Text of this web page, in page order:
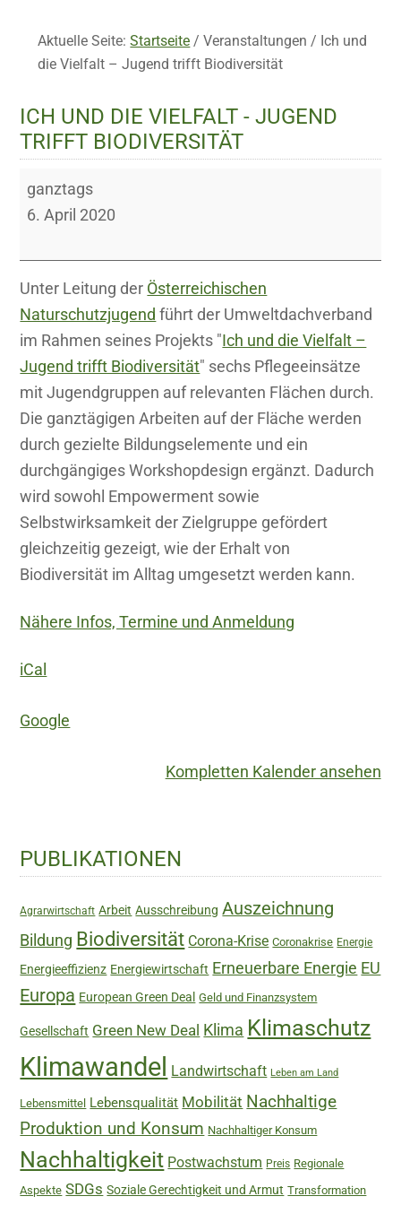
Aktuelle Seite:Startseite / Veranstaltungen/ Ich und
die Vielfalt – Jugend trifft Biodiversität
ICH UND DIE VIELFALT - JUGEND
TRIFFT BIODIVERSITÄT
Ich
und
Vielfalt
-
Jugend
trifft
Biodiversität
ganztags
6. April 2020
Unter Leitung der Österreichischen
Naturschutzjugend führt der Umweltdachverband
im Rahmen seines Projekts "Ich und die Vielfalt –
Jugend trifft Biodiversität" sechs Pflegeeinsätze
mit Jugendgruppen auf relevanten Flächen durch.
Die ganztägigen Arbeiten auf der Fläche werden
durch gezielte Bildungselemente und ein
durchgängiges Workshopdesign ergänzt. Dadurch
wird sowohl Empowerment sowie
Selbstwirksamkeit der Zielgruppe gefördert
gleichzeitig gezeigt, wie der Erhalt von
Biodiversität im Alltag umgesetzt werden kann.
Nähere Infos, Termine und Anmeldung
iCal
Google
Kompletten Kalender ansehen
Haupt-
Sidebar
PUBLIKATIONEN
Agrarwirtschaft Arbeit Ausschreibung Auszeichnung
Bildung Biodiversität Corona-Krise Coronakrise Energie
Energieeffizienz Energiewirtschaft Erneuerbare Energie EU
Europa European Green Deal Geld und Finanzsystem
Gesellschaft Green New Deal Klima Klimaschutz
Klimawandel Landwirtschaft Leben am Land
Lebensmittel Lebensqualität Mobilität Nachhaltige
Produktion und Konsum Nachhaltiger Konsum
Nachhaltigkeit Postwachstum Preis Regionale
Aspekte SDGs Soziale Gerechtigkeit und Armut Transformation